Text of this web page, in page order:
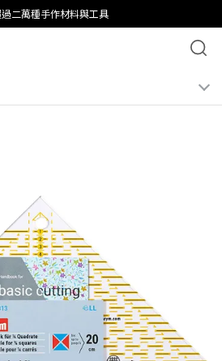
二萬種手作材料與工具